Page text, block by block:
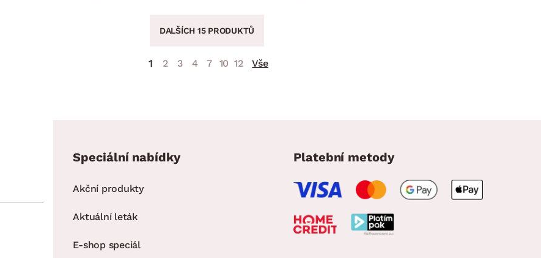
DALŠÍCH 15 PRODUKTŮ
1 2 3 4 7 10 12 Vše
Speciální nabídky
Akční produkty
Aktuální leták
E-shop speciál
Platební metody